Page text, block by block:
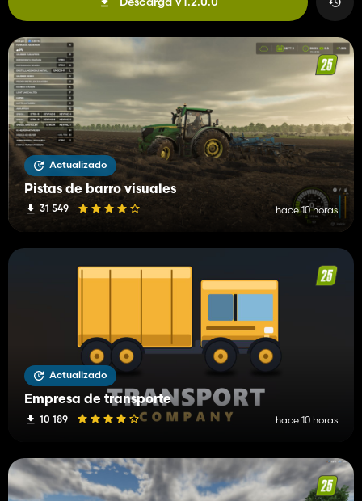
Actualizado
Pistas de barro visuales
31 549 hace 10 horas
Actualizado
Empresa de transporte
10 189 hace 10 horas